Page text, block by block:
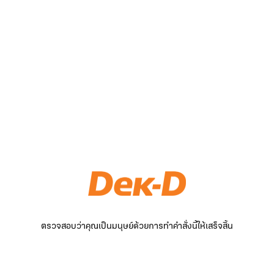
ตรวจสอบว่าคุณเป็นมนุษย์ด้วยการทำคำสั่งนี้ให้เสร็จสิ้น